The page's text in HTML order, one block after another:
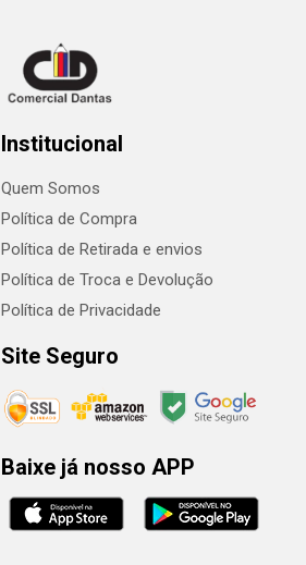
Institucional
Quem Somos
Política de Compra
Política de Retirada e envios
Política de Troca e Devolução
Política de Privacidade
Site Seguro
Baixe já nosso APP